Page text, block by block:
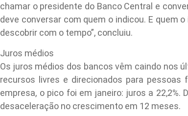
chamar o presidente do Banco Central e
deve conversar com quem o indicou. E quem
descobrir com o tempo”, concluiu.
Juros médios
Os juros médios dos bancos vêm caindo nos
recursos livres e direcionados para pessoas
empresa, o pico foi em janeiro: juros a
desaceleração no crescimento em 12 meses.